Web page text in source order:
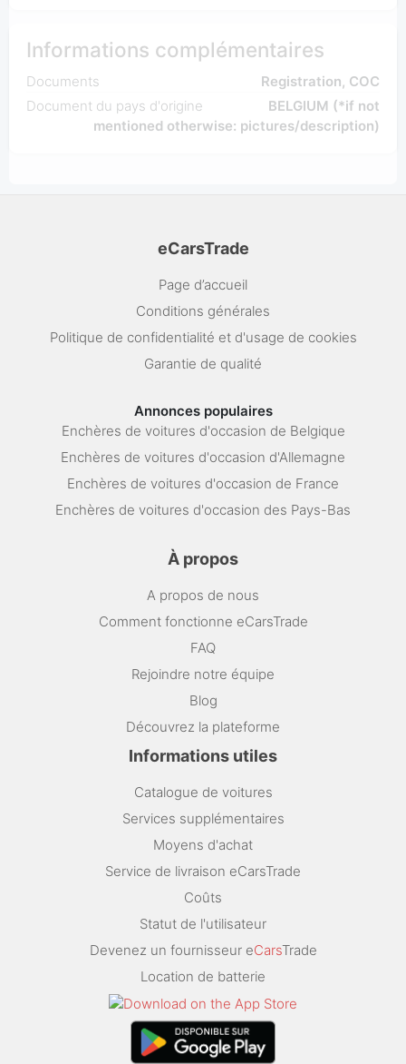
Informations complémentaires
Documents
Registration, COC
Document du pays d'origine
BELGIUM (*if not
mentioned otherwise: pictures/description)
eCarsTrade
Page d’accueil
Conditions générales
Politique de confidentialité et d'usage de cookies
Garantie de qualité
Annonces populaires
Enchères de voitures d'occasion de Belgique
Enchères de voitures d'occasion d'Allemagne
Enchères de voitures d'occasion de France
Enchères de voitures d'occasion des Pays-Bas
À propos
A propos de nous
Comment fonctionne eCarsTrade
FAQ
Rejoindre notre équipe
Blog
Découvrez la plateforme
Informations utiles
Catalogue de voitures
Services supplémentaires
Moyens d'achat
Service de livraison eCarsTrade
Coûts
Statut de l'utilisateur
Devenez un fournisseur eCarsTrade
Location de batterie